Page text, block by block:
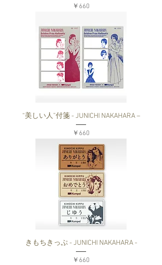
価格
￥660
“美しい人”付箋 - JUNICHI NAKAHARA –
価格
￥660
きもちきっぷ - JUNICHI NAKAHARA -
価格
￥660